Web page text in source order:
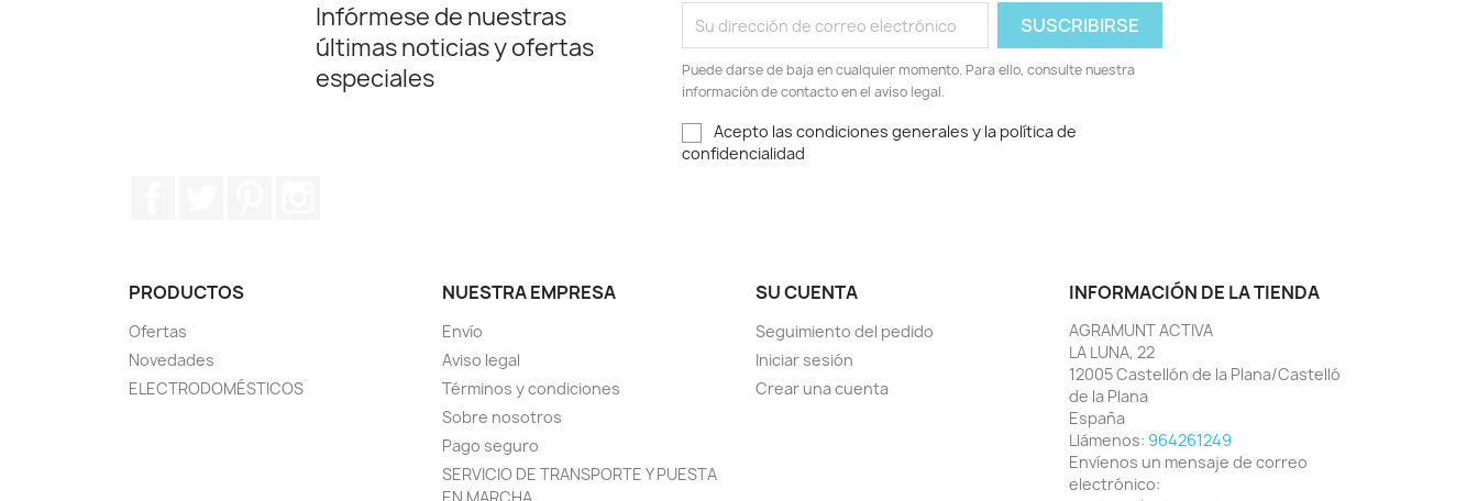
Infórmese de nuestras
últimas noticias y ofertas
especiales
Puede darse de baja en cualquier momento. Para ello, consulte nuestra
información de contacto en el aviso legal.
Acepto las condiciones generales y la política de
confidencialidad
PRODUCTOS
Ofertas
Novedades
ELECTRODOMÉSTICOS
NUESTRA EMPRESA
Envío
Aviso legal
Términos y condiciones
Sobre nosotros
Pago seguro
SERVICIO DE TRANSPORTE Y PUESTA
SU CUENTA
Seguimiento del pedido
Iniciar sesión
Crear una cuenta
INFORMACIÓN DE LA TIENDA
AGRAMUNT ACTIVA
LA LUNA, 22
12005 Castellón de la Plana/Castelló
de la Plana
España
Llámenos: 964261249
Envíenos un mensaje de correo
electrónico: